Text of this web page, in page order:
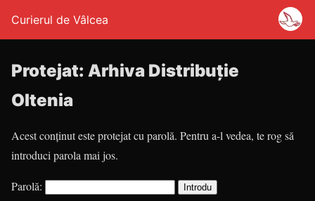
Curierul de Vâlcea
Protejat: Arhiva Distribuție
Oltenia
Acest conținut este protejat cu parolă. Pentru a-l vedea, te rog să
introduci parola mai jos.
Parolă: